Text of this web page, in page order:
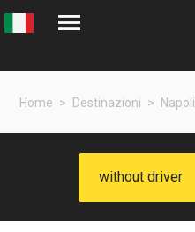
Home Destinazioni Napoli
without driver